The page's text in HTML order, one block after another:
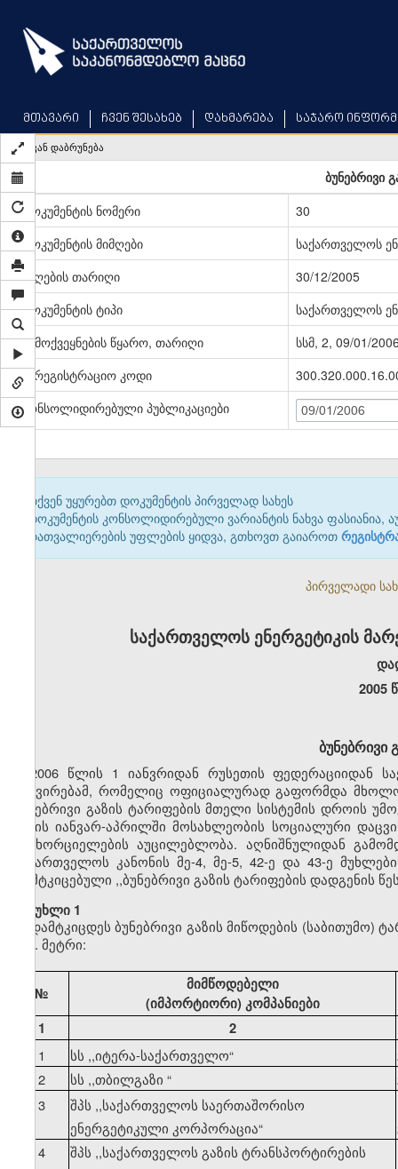
main
content
მთავარი ჩვენ შესახებ დახმარება საჯარო
უკან დაბრუნება
ბუნებრივი
დოკუმენტის ნომერი
30
დოკუმენტის მიმღები
საქართველოს
მიღების თარიღი
30/12/2005
დოკუმენტის ტიპი
საქართველოს
გამოქვეყნების წყარო, თარიღი
სსმ, 2, 09/01/
სარეგისტრაციო კოდი
კონსოლიდირებული პუბლიკაციები
09/01/2006
თქვენ უყურებთ დოკუმენტის პირველად სახეს
დოკუმენტის კონსოლიდირებული ვარიანტის ნახვა ფასიანია,
დათვალიერების უფლების ყიდვა, გთხოვთ გაიაროთ
პირველადი
საქართველოს ენერგეტიკის
2005
ბუნებრივი
2006 წლის 1 იანვრიდან რუსეთის ფედერაციიდან
გაძვირებამ, რომელიც ოფიციალურად გაფორმდა
ბუნებრივი გაზის ტარიფების მთელი სისტემის დროის
წლის იანვარ-აპრილში მოსახლეობის სოციალური
განხორციელების აუცილებლობა. აღნიშნულიდან
საქართველოს კანონის მე-4, მე-5, 42-ე და 43-ე
დამტკიცებული ,,ბუნებრივი გაზის ტარიფების დადგენის
მუხლი 1
დამტკიცდეს ბუნებრივი გაზის მიწოდების
კუბ. მეტრი:
№
მიმწოდებელი
(იმპორტიორი) კომპანიები
1
2
1
სს ,,იტერა-საქართველო“
2
სს ,,თბილგაზი “
3
შპს ,,საქართველოს საერთაშორისო
ენერგეტიკული კორპორაცია“
4
შპს ,,საქართველოს გაზის ტრანსპორტირების